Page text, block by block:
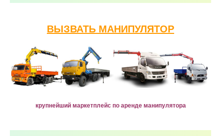
ВЫЗВАТЬ МАНИПУЛЯТОР
крупнейший маркетплейс по аренде манипулятора